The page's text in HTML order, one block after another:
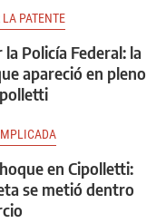
LA PATENTE
Policía Federal: la
apareció en pleno
en Cipolletti:
se metió dentro